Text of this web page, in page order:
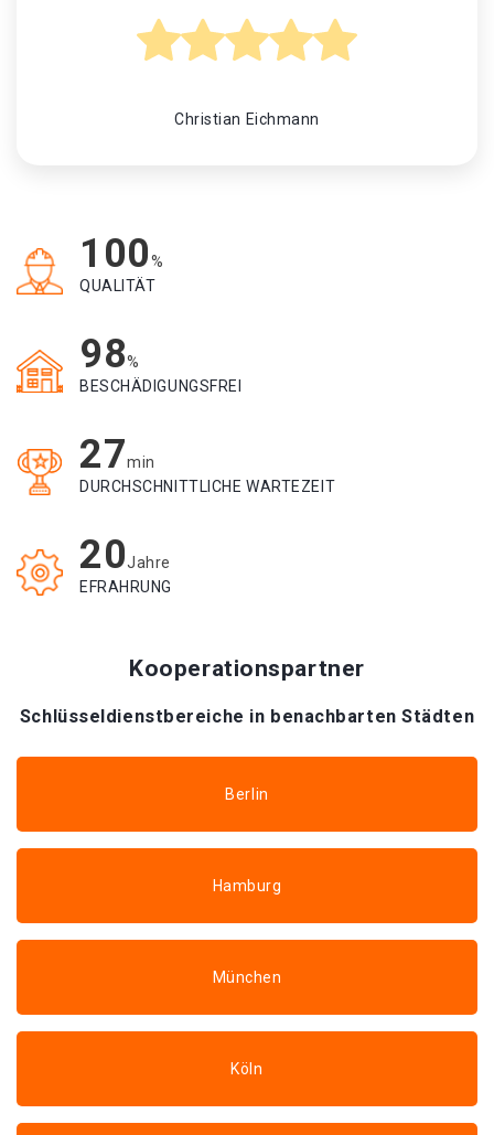
Christian Eichmann
100%
QUALITÄT
98%
BESCHÄDIGUNGSFREI
27min
DURCHSCHNITTLICHE WARTEZEIT
20Jahre
EFRAHRUNG
Kooperationspartner
Schlüsseldienstbereiche in benachbarten Städten
Berlin
Hamburg
München
Köln